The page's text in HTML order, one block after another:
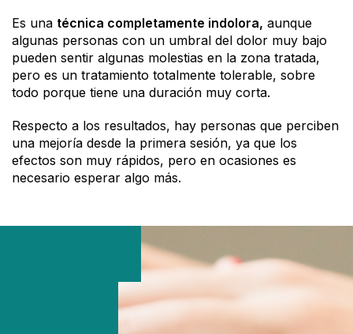
Es una técnica completamente indolora, aunque
algunas personas con un umbral del dolor muy bajo
pueden sentir algunas molestias en la zona tratada,
pero es un tratamiento totalmente tolerable, sobre
todo porque tiene una duración muy corta.
Respecto a los resultados, hay personas que perciben
una mejoría desde la primera sesión, ya que los
efectos son muy rápidos, pero en ocasiones es
necesario esperar algo más.